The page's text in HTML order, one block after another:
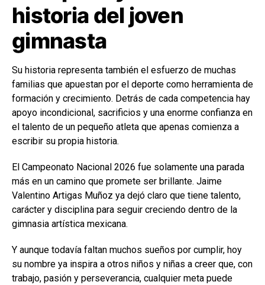
historia del joven
gimnasta
Su historia representa también el esfuerzo de muchas
familias que apuestan por el deporte como herramienta de
formación y crecimiento. Detrás de cada competencia hay
apoyo incondicional, sacrificios y una enorme confianza en
el talento de un pequeño atleta que apenas comienza a
escribir su propia historia.
El Campeonato Nacional 2026 fue solamente una parada
más en un camino que promete ser brillante. Jaime
Valentino Artigas Muñoz ya dejó claro que tiene talento,
carácter y disciplina para seguir creciendo dentro de la
gimnasia artística mexicana.
Y aunque todavía faltan muchos sueños por cumplir, hoy
su nombre ya inspira a otros niños y niñas a creer que, con
trabajo, pasión y perseverancia, cualquier meta puede